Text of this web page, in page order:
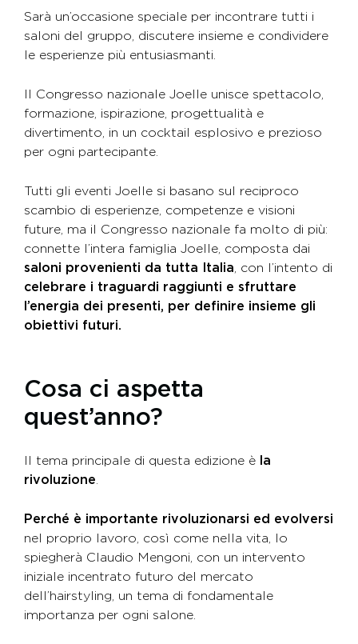
Sarà un’occasione speciale per incontrare tutti i
saloni del gruppo, discutere insieme e condividere
le esperienze più entusiasmanti.
Il Congresso nazionale Joelle unisce spettacolo,
formazione, ispirazione, progettualità e
divertimento, in un cocktail esplosivo e prezioso
per ogni partecipante.
Tutti gli eventi Joelle si basano sul reciproco
scambio di esperienze, competenze e visioni
future, ma il Congresso nazionale fa molto di più:
connette l’intera famiglia Joelle, composta dai
saloni provenienti da tutta Italia, con l’intento di
celebrare i traguardi raggiunti e sfruttare
l’energia dei presenti, per definire insieme gli
obiettivi futuri.
Cosa ci aspetta
quest’anno?
Il tema principale di questa edizione è la
rivoluzione.
Perché è importante rivoluzionarsi ed evolversi
nel proprio lavoro, così come nella vita, lo
spiegherà Claudio Mengoni, con un intervento
iniziale incentrato futuro del mercato
dell’hairstyling, un tema di fondamentale
importanza per ogni salone.